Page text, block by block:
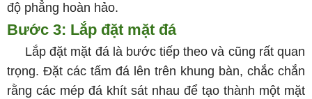
độ phẳng hoàn hảo.
Bước 3: Lắp đặt mặt đá
Lắp đặt mặt đá là bước tiếp theo và cũng rất quan
trọng. Đặt các tấm đá lên trên khung bàn, chắc chắn
rằng các mép đá khít sát nhau để tạo thành một mặt